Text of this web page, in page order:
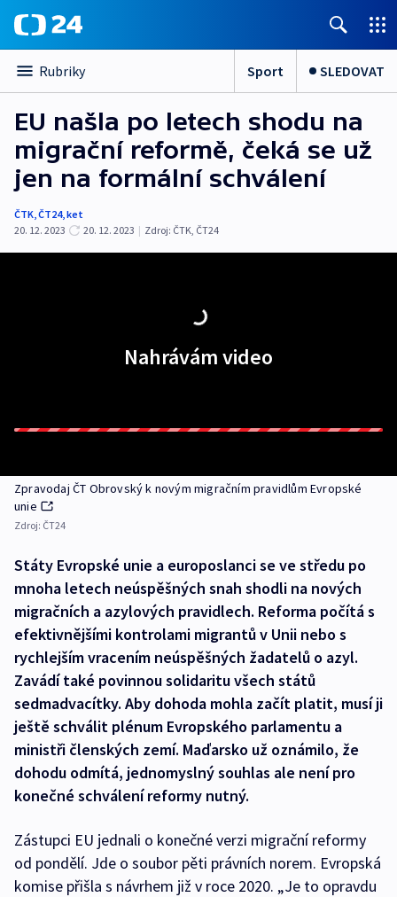
Rubriky Sport SLEDOVAT
EU našla po letech shodu na
migrační reformě, čeká se už
jen na formální schválení
ČTK,ČT24,ket
20. 12. 2023
20. 12. 2023 | Zdroj: ČTK, ČT24
Nahrávám video
Zpravodaj ČT Obrovský k novým migračním pravidlům Evropské
unie
Zdroj: ČT24
Státy Evropské unie a europoslanci se ve středu po
mnoha letech neúspěšných snah shodli na nových
migračních a azylových pravidlech. Reforma počítá s
efektivnějšími kontrolami migrantů v Unii nebo s
rychlejším vracením neúspěšných žadatelů o azyl.
Zavádí také povinnou solidaritu všech států
sedmadvacítky. Aby dohoda mohla začít platit, musí ji
ještě schválit plénum Evropského parlamentu a
ministři členských zemí. Maďarsko už oznámilo, že
dohodu odmítá, jednomyslný souhlas ale není pro
konečné schválení reformy nutný.
Zástupci EU jednali o konečné verzi migrační reformy
od pondělí. Jde o soubor pěti právních norem. Evropská
komise přišla s návrhem již v roce 2020. „Je to opravdu